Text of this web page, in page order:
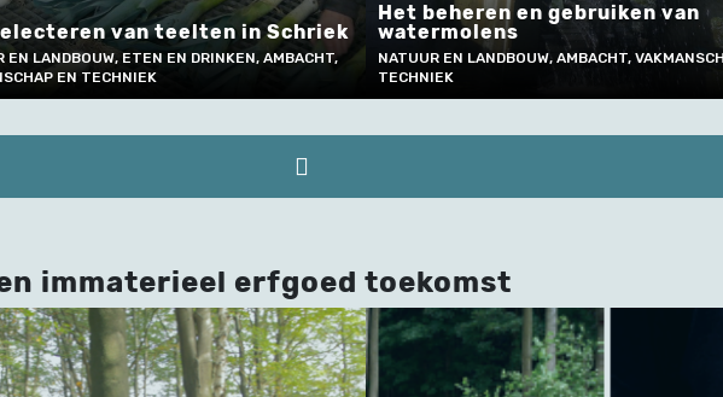
van teelten in Schriek
ETEN EN DRINKEN, AMBACHT,
TECHNIEK
Het beheren en gebruiken van
watermolens
NATUUR EN LANDBOUW, AMBACHT, VAKMANSCHAP EN
immaterieel erfgoed toekomst